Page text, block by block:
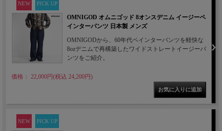
NEW PICK UP
OMNIGOD オムニゴッド 8オンスデニム イージーペ
インターパンツ 日本製 メンズ
OMNIGODから、60年代ペインターパンツを軽快な
8ozデニムで再構築したワイドストレートイージーパ
ンツをご紹介。
価格： 22,000円(税込 24,200円)
NEW PICK UP